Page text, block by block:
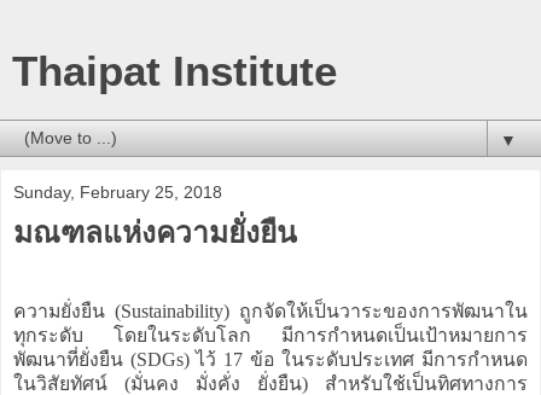
Thaipat Institute
▼
Sunday, February 25, 2018
มณฑลแห่งความยั่งยืน
ความยั่งยืน (Sustainability) ถูกจัดให้เป็นวาระของการพัฒนาใน
ทุกระดับ โดยในระดับโลก มีการกำหนดเป็นเป้าหมายการ
พัฒนาที่ยั่งยืน (SDGs) ไว้ 17 ข้อ ในระดับประเทศ มีการกำหนด
ในวิสัยทัศน์ (มั่นคง มั่งคั่ง ยั่งยืน) สำหรับใช้เป็นทิศทางการ